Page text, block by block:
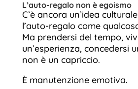
L’auto-regalo non è egoismo
C’è ancora un’idea
l’auto-regalo come
Ma prendersi del tempo,
un’esperienza, concedersi
non è un capriccio.
È manutenzione emotiva.